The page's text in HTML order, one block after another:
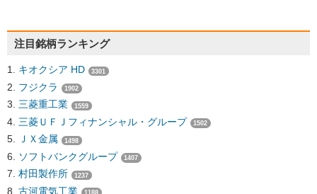
注目銘柄ランキング
キオクシア HD 3301
フジクラ 1902
三菱重工業 1559
三菱ＵＦＪフィナンシャル・グループ 1502
ＪＸ金属 1498
ソフトバンクグループ 1407
村田製作所 1237
古河電気工業 1188